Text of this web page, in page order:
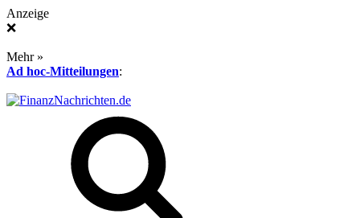
Anzeige
❌
Mehr »
Ad hoc-Mitteilungen: